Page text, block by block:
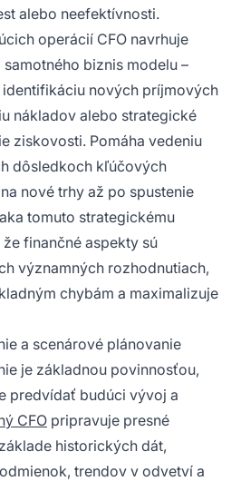
alebo neefektívnosti.
operácií CFO navrhuje
biznis modelu –
nových príjmových
nákladov alebo strategické
ziskovosti. Pomáha vedeniu
dôsledkoch kľúčových
nové trhy až po spustenie
tomuto strategickému
finančné aspekty sú
významných rozhodnutiach,
chybám a maximalizuje
a scenárové plánovanie
je základnou povinnosťou,
predvídať budúci vývoj a
CFO pripravuje presné
historických dát,
trendov v odvetví a